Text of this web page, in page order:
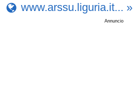
www.arssu.liguria.it... »
Annuncio